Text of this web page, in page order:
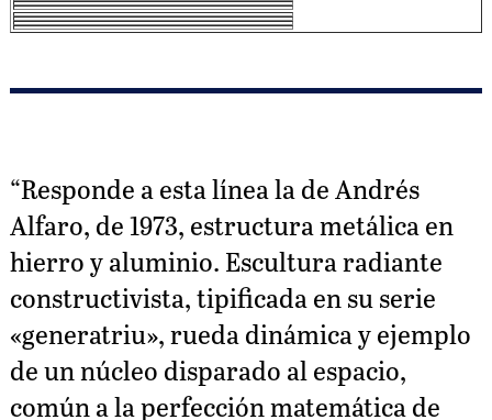
“Responde a esta línea la de Andrés
Alfaro, de 1973, estructura metálica en
hierro y aluminio. Escultura radiante
constructivista, tipificada en su serie
«generatriu», rueda dinámica y ejemplo
de un núcleo disparado al espacio,
común a la perfección matemática de